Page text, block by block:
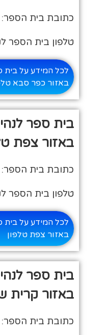
כתובת בית הספר:
טלפון בית הספר לנהיגה:
לכל המידע על בית
באזור כפר סבא
בית ספר
באזור צפת
כתובת בית הספר:
טלפון בית הספר לנהיגה:
לכל המידע על בית
באזור צפת טלפון
בית ספר
באזור קרית
כתובת בית הספר: